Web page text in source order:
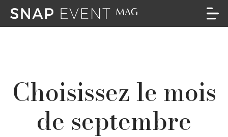
Choisissez le mois
de septembre